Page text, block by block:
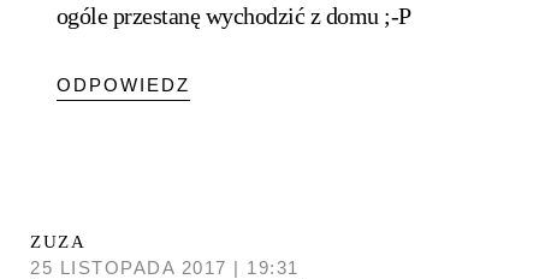
ogóle przestanę wychodzić z domu ;-P
ODPOWIEDZ
ZUZA
25 LISTOPADA 2017 | 19:31